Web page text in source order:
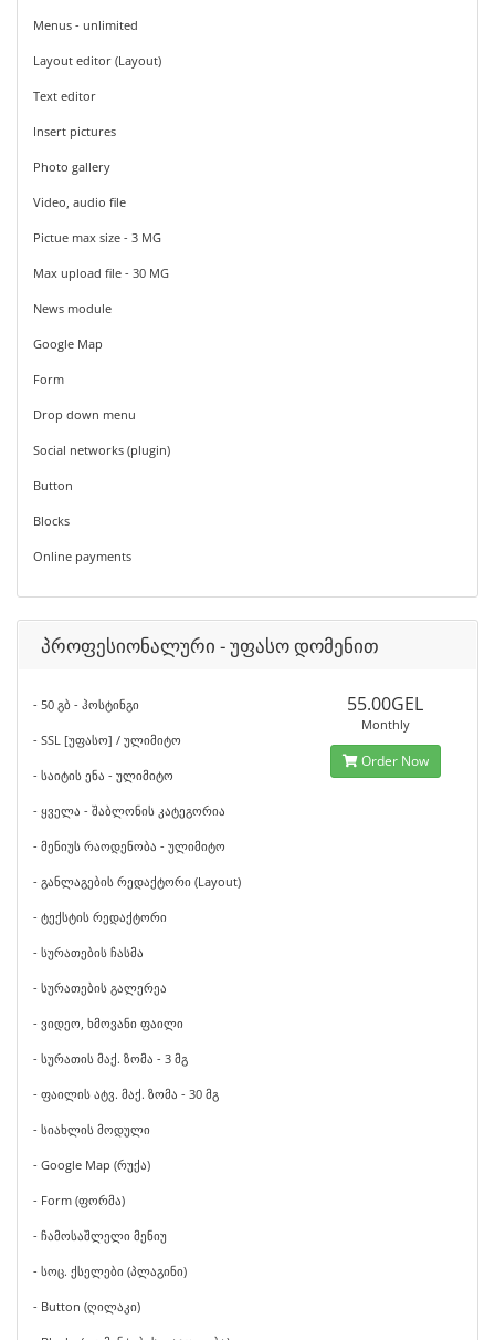
Menus - unlimited
Layout editor (Layout)
Text editor
Insert pictures
Photo gallery
Video, audio file
Pictue max size - 3 MG
Max upload file - 30 MG
News module
Google Map
Form
Drop down menu
Social networks (plugin)
Button
Blocks
Online payments
პროფესიონალური - უფასო დომენით
- 50 გბ - ჰოსტინგი
- SSL [უფასო] / ულიმიტო
- საიტის ენა - ულიმიტო
- ყველა - შაბლონის კატეგორია
- მენიუს რაოდენობა - ულიმიტო
- განლაგების რედაქტორი (Layout)
- ტექსტის რედაქტორი
- სურათების ჩასმა
- სურათების გალერეა
- ვიდეო, ხმოვანი ფაილი
- სურათის მაქ. ზომა - 3 მგ
- ფაილის ატვ. მაქ. ზომა - 30 მგ
- სიახლის მოდული
- Google Map (რუქა)
- Form (ფორმა)
- ჩამოსაშლელი მენიუ
- სოც. ქსელები (პლაგინი)
- Button (ღილაკი)
55.00GEL
Monthly
Order Now